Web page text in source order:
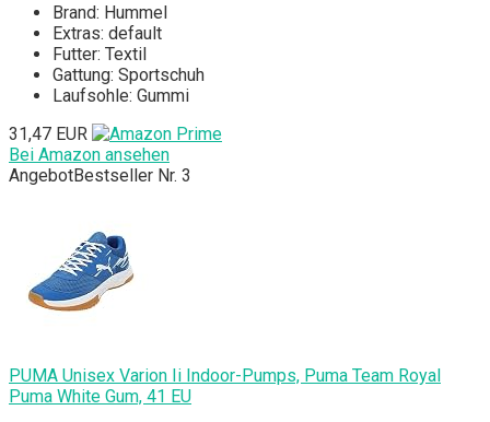
Brand: Hummel
Extras: default
Futter: Textil
Gattung: Sportschuh
Laufsohle: Gummi
31,47 EUR
Bei Amazon ansehen
AngebotBestseller Nr. 3
PUMA Unisex Varion Ii Indoor-Pumps, Puma Team Royal
Puma White Gum, 41 EU